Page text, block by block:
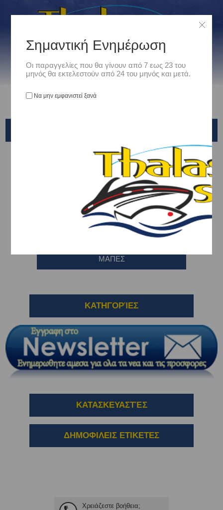
Μεσα Πρόσδεσης & Αγκυροβολίας /
ΝΑΥΤΙΚΑ ΚΛΕΙΔΙΑ-ΓΑΝΤΖΑΚΙΑ-ΜΑΠΕΣ
ΝΑΥΤΙΚΑ ΚΛΕΙΔΙΑ-ΣΤΡΙΦΤΑΡΙΑ
ΓΑΝΤΖΑΚΙΑ-ΑΓΚΙΣΤΡΑ
ΜΑΠΕΣ
ΚΑΤΗΓΟΡΊΕΣ
ΚΑΤΑΣΚΕΥΑΣΤΈΣ
ΔΗΜΟΦΙΛΕΙΣ ΕΤΙΚΕΤΕΣ
Χρειάζεστε βοήθεια;
Σημαντική Ενημέρωση
Οι παραγγελίες που θα γίνουν από 7 εως 23 του
μηνός θα εκτελεστούν από 24 του μηνός και μετά.
Να μην εμφανιστεί ξανά